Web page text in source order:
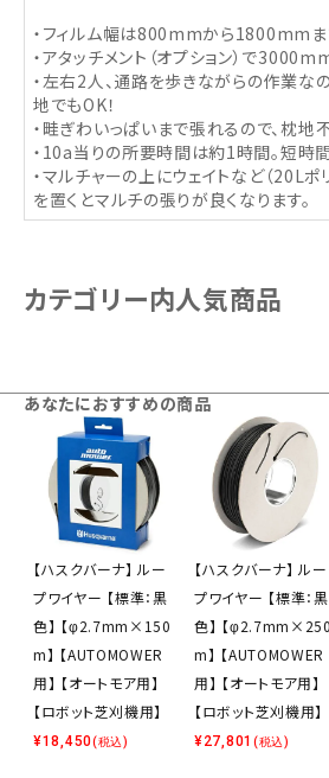
・フィルム幅は800mmから1800mmま
・アタッチメント（オプション）で
・左右2人、通路を歩きながらの作業な
地でもOK！
・畦ぎわいっぱいまで張れるので、枕地
・10a当りの所要時間は約1時間。短時
・マルチャーの上にウェイトなど（20Lポリ
を置くとマルチの張りが良くなります。
カテゴリー内人気商品
あなたにおすすめの商品
【ハスクバーナ】 ルー
プワイヤー 【標準：黒
色】 【φ2.7mm×150
m】 【AUTOMOWER
用】 【オートモア用】
【ロボット芝刈機用】
¥18,450(税込)
【ハスクバーナ】 ルー
プワイヤー 【標準：黒
色】 【φ2.7mm×250
m】 【AUTOMOWER
用】 【オートモア用】
【ロボット芝刈機用】
¥27,801 (税込)